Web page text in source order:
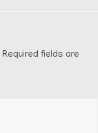
Required fields are